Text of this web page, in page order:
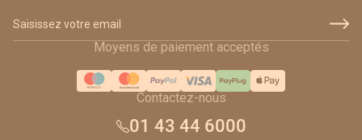
Moyens de paiement acceptés
Contactez-nous
01 43 44 6000